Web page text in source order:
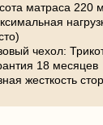
матраса 220
чехол:
18 месяцев
жесткость